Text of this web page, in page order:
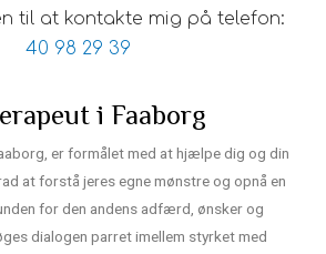
til at kontakte mig på telefon:
40 98 29 39
i Faaborg
er formålet med at hjælpe dig og din
at forstå jeres egne mønstre og opnå en
for den andens adfærd, ønsker og
dialogen parret imellem styrket med